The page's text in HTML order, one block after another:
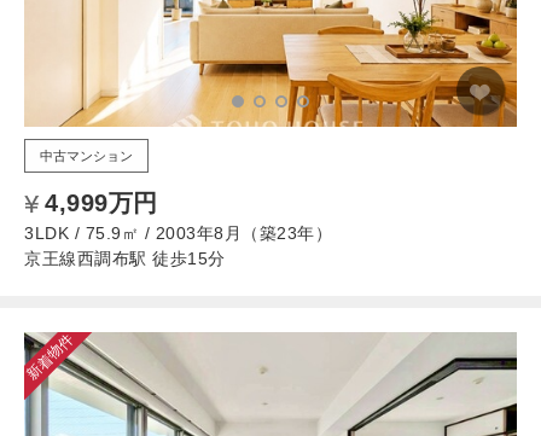
中古マンション
4,999万円
3LDK / 75.9㎡ / 2003年8月（築23年）
京王線西調布駅 徒歩15分
新着物件